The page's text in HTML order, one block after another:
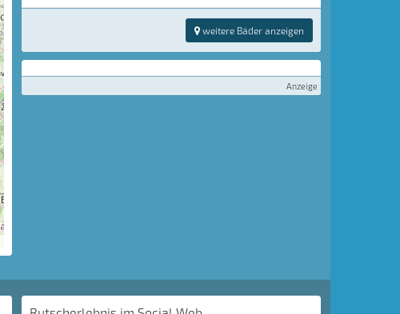
weitere Bäder anzeigen
Anzeige